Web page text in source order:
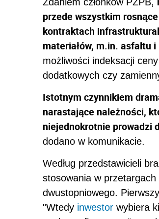
przede wszystkim
kontraktach
materiałów, m.in. asfaltu
możliwości indeksacji
dodatkowych czy
Istotnym czynnikiem
narastające należności,
niejednokrotnie prowadzi
dodano w komunikacie.
Według przedstawicieli
stosowania w
dwustopniowego.
"Wtedy inwestor wybiera